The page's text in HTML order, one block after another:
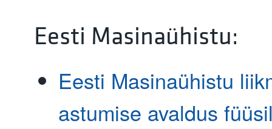
Eesti Masinaühistu:
Eesti Masinaühistu
astumise avaldus